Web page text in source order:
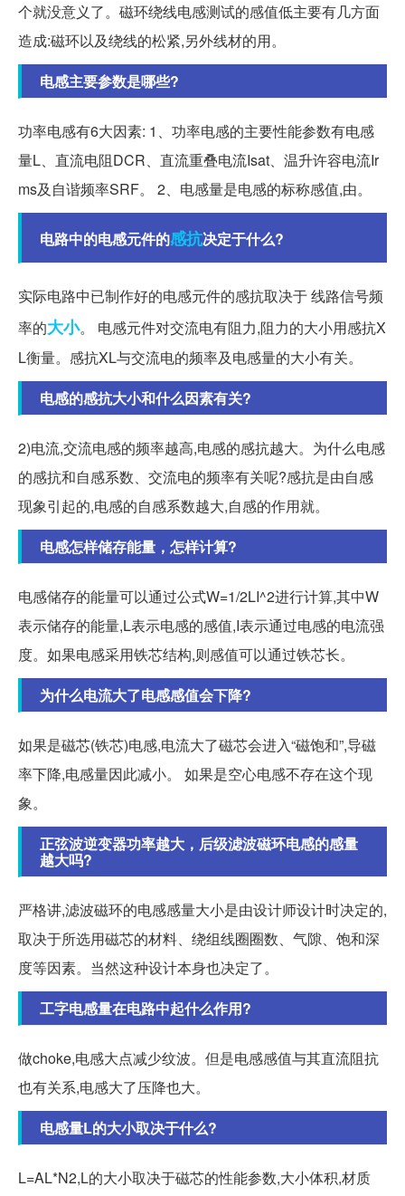
个就没意义了。磁环绕线电感测试的感值低主要有几方面
造成:磁环以及绕线的松紧,另外线材的用。
电感主要参数是哪些?
功率电感有6大因素: 1、功率电感的主要性能参数有电感
量L、直流电阻DCR、直流重叠电流Isat、温升许容电流Ir
ms及自谐频率SRF。 2、电感量是电感的标称感值,由。
电路中的电感元件的感抗决定于什么?
实际电路中已制作好的电感元件的感抗取决于 线路信号频
率的大小。 电感元件对交流电有阻力,阻力的大小用感抗X
L衡量。感抗XL与交流电的频率及电感量的大小有关。
电感的感抗大小和什么因素有关?
2)电流,交流电感的频率越高,电感的感抗越大。为什么电感
的感抗和自感系数、交流电的频率有关呢?感抗是由自感
现象引起的,电感的自感系数越大,自感的作用就。
电感怎样储存能量，怎样计算?
电感储存的能量可以通过公式W=1/2LI^2进行计算,其中W
表示储存的能量,L表示电感的感值,I表示通过电感的电流强
度。如果电感采用铁芯结构,则感值可以通过铁芯长。
为什么电流大了电感感值会下降?
如果是磁芯(铁芯)电感,电流大了磁芯会进入“磁饱和”,导磁
率下降,电感量因此减小。 如果是空心电感不存在这个现
象。
正弦波逆变器功率越大，后级滤波磁环电感的感量
越大吗?
严格讲,滤波磁环的电感感量大小是由设计师设计时决定的,
取决于所选用磁芯的材料、绕组线圈圈数、气隙、饱和深
度等因素。当然这种设计本身也决定了。
工字电感量在电路中起什么作用?
做choke,电感大点减少纹波。但是电感感值与其直流阻抗
也有关系,电感大了压降也大。
电感量L的大小取决于什么?
L=AL*N2,L的大小取决于磁芯的性能参数,大小体积,材质